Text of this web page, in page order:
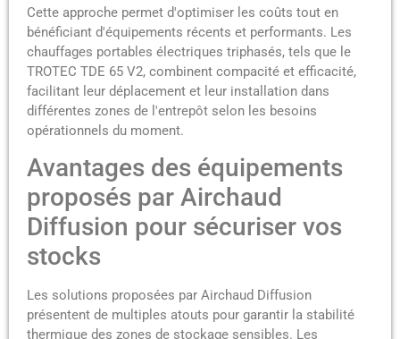
Cette approche permet d'optimiser les coûts tout en
bénéficiant d'équipements récents et performants. Les
chauffages portables électriques triphasés, tels que le
TROTEC TDE 65 V2, combinent compacité et efficacité,
facilitant leur déplacement et leur installation dans
différentes zones de l'entrepôt selon les besoins
opérationnels du moment.
Avantages des équipements
proposés par Airchaud
Diffusion pour sécuriser vos
stocks
Les solutions proposées par Airchaud Diffusion
présentent de multiples atouts pour garantir la stabilité
thermique des zones de stockage sensibles. Les